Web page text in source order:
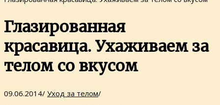
Глазированная
красавица. Ухаживаем за
телом со вкусом
09.06.2014/ Уход за телом/